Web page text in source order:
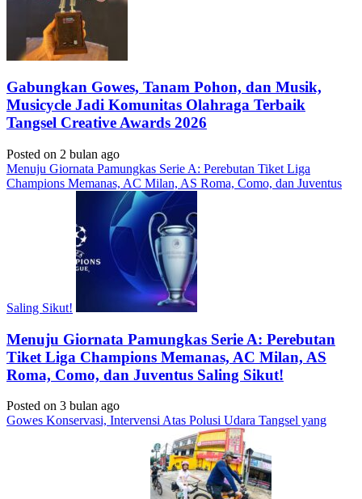
Gabungkan Gowes, Tanam Pohon, dan Musik,
Musicycle Jadi Komunitas Olahraga Terbaik
Tangsel Creative Awards 2026
Posted on 2 bulan ago
Menuju Giornata Pamungkas Serie A: Perebutan Tiket Liga
Champions Memanas, AC Milan, AS Roma, Como, dan Juventus
Saling Sikut!
Menuju Giornata Pamungkas Serie A: Perebutan
Tiket Liga Champions Memanas, AC Milan, AS
Roma, Como, dan Juventus Saling Sikut!
Posted on 3 bulan ago
Gowes Konservasi, Intervensi Atas Polusi Udara Tangsel yang